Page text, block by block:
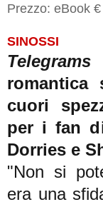
Prezzo: eBook
SINOSSI
romantica
cuori
per i fan
Dorries e
"Non si
era una